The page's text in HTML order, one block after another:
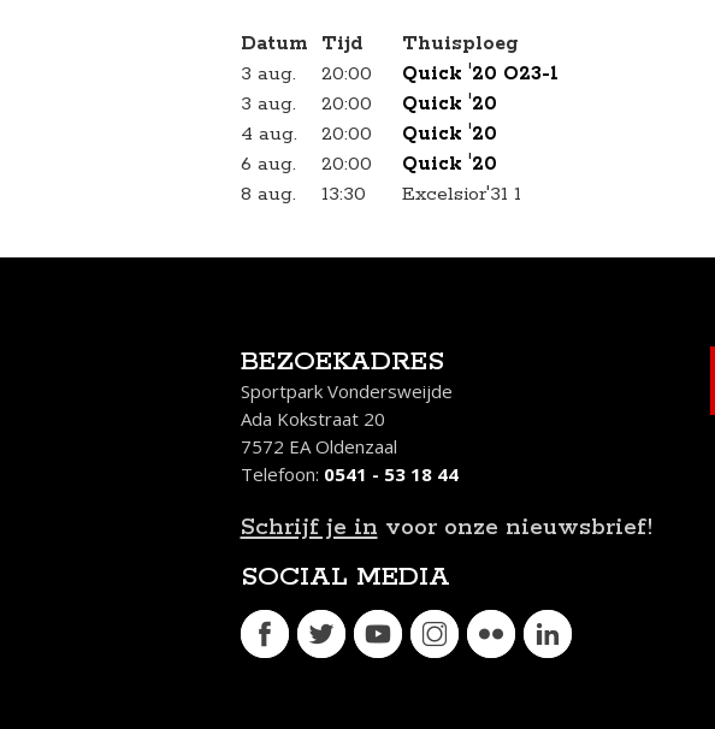
Datum Tijd Thuisploeg
3 aug.
20:00 Quick '20 O23-1
3 aug.
20:00 Quick '20
4 aug.
20:00 Quick '20
6 aug.
20:00 Quick '20
8 aug.
13:30 Excelsior'31 1
BEZOEKADRES
Sportpark Vondersweijde
Ada Kokstraat 20
7572 EA Oldenzaal
Telefoon: 0541 - 53 18 44
Schrijf je in voor onze nieuwsbrief!
SOCIAL MEDIA